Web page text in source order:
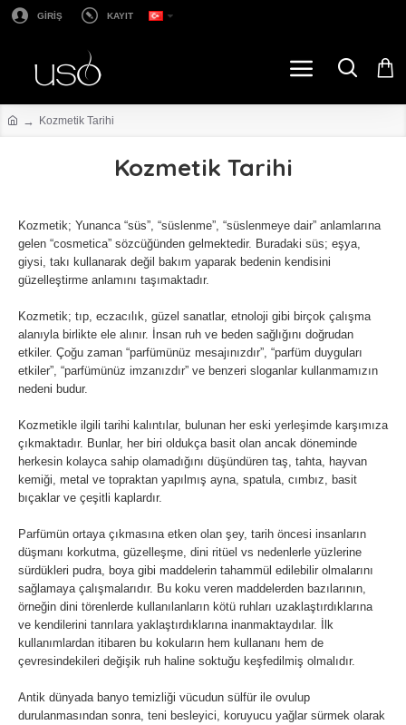
GİRİŞ KAYIT
Kozmetik Tarihi
Kozmetik Tarihi
Kozmetik; Yunanca “süs”, “süslenme”, “süslenmeye dair” anlamlarına
gelen “cosmetica” sözcüğünden gelmektedir. Buradaki süs; eşya,
giysi, takı kullanarak değil bakım yaparak bedenin kendisini
güzelleştirme anlamını taşımaktadır.
Kozmetik; tıp, eczacılık, güzel sanatlar, etnoloji gibi birçok çalışma
alanıyla birlikte ele alınır. İnsan ruh ve beden sağlığını doğrudan
etkiler. Çoğu zaman “parfümünüz mesajınızdır”, “parfüm duyguları
etkiler”, “parfümünüz imzanızdır” ve benzeri sloganlar kullanmamızın
nedeni budur.
Kozmetikle ilgili tarihi kalıntılar, bulunan her eski yerleşimde karşımıza
çıkmaktadır. Bunlar, her biri oldukça basit olan ancak döneminde
herkesin kolayca sahip olamadığını düşündüren taş, tahta, hayvan
kemiği, metal ve topraktan yapılmış ayna, spatula, cımbız, basit
bıçaklar ve çeşitli kaplardır.
Parfümün ortaya çıkmasına etken olan şey, tarih öncesi insanların
düşmanı korkutma, güzelleşme, dini ritüel vs nedenlerle yüzlerine
sürdükleri pudra, boya gibi maddelerin tahammül edilebilir olmalarını
sağlamaya çalışmalarıdır. Bu koku veren maddelerden bazılarının,
örneğin dini törenlerde kullanılanların kötü ruhları uzaklaştırdıklarına
ve kendilerini tanrılara yaklaştırdıklarına inanmaktaydılar. İlk
kullanımlardan itibaren bu kokuların hem kullananı hem de
çevresindekileri değişik ruh haline soktuğu keşfedilmiş olmalıdır.
Antik dünyada banyo temizliği vücudun sülfür ile ovulup
durulanmasından sonra, teni besleyici, koruyucu yağlar sürmek olarak